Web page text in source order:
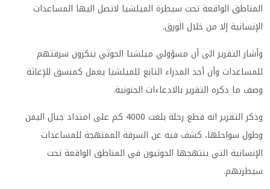
المناطق الواقعة تحت سيطرة الميلشيا لاتصل اليها المساعدات
الإنسانية إلا من خلال الورق.
وأشار التقرير الى أن مسؤولي ميلشيا الحوثي ينكرون سرقتهم
للمساعدات وأن أحد المدراء التابع للميلشيا يعمل كمنسق للإغاثة
وصف ما ذكره التقرير بالادعاءات الجنونية.
وذكر التقرير انه قطع رحلة بلغت 4000 كم على امتداد جبال اليمن
وطول سواحلها، كشف فيه عن السرقة الممنهجة للمساعدات
الإنسانية التي ينتهجها الحوثيون في المناطق الواقعة تحت
سيطرتهم.